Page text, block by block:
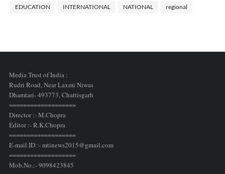
EDUCATION INTERNATIONAL NATIONAL regional
Media Trust of India :
Rudri Road, Near Laxmi Niwas
Dhamtari- 493773,Chattisgarh
===================
Director :- M.Chopra
Editor :- R.K.Chopra
===================
E-mail ID :- mtinews2015@gmail.com
===================
Mob.No.:- 9098423845